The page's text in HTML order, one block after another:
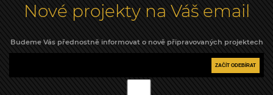
Nové projekty na Váš email
Budeme Vás přednostně informovat o nově připravovaných projektech
ZAČÍT ODEBÍRAT